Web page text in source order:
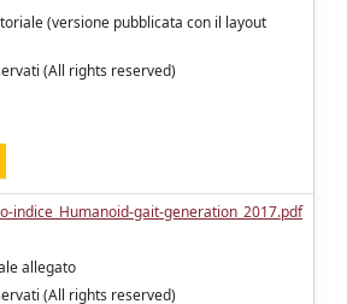
(versione pubblicata con il layout
(All rights reserved)
indice_Humanoid-gait-generation_2017.pdf
allegato
(All rights reserved)